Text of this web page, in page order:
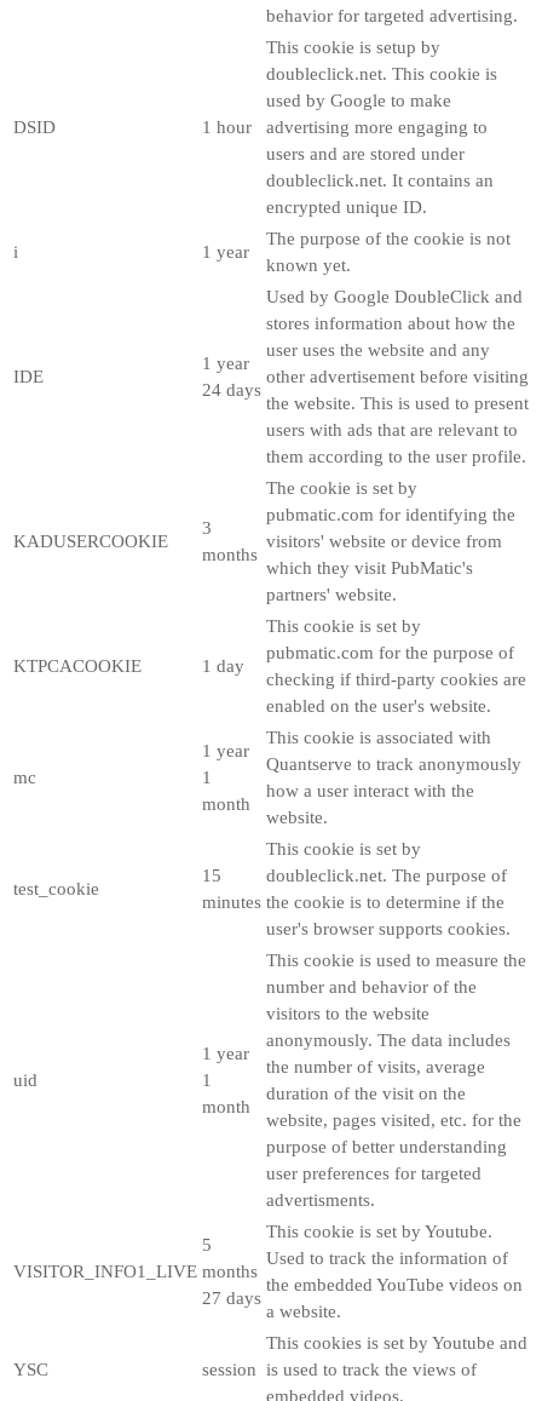
behavior for targeted advertising.
DSID 1 hour
This cookie is setup by
doubleclick.net. This cookie is
used by Google to make
advertising more engaging to
users and are stored under
doubleclick.net. It contains an
encrypted unique ID.
i 1 year
The purpose of the cookie is not
known yet.
IDE
1 year
24 days
Used by Google DoubleClick and
stores information about how the
user uses the website and any
other advertisement before visiting
the website. This is used to present
users with ads that are relevant to
them according to the user profile.
KADUSERCOOKIE
3
months
The cookie is set by
pubmatic.com for identifying the
visitors' website or device from
which they visit PubMatic's
partners' website.
KTPCACOOKIE 1 day
This cookie is set by
pubmatic.com for the purpose of
checking if third-party cookies are
enabled on the user's website.
mc
1 year
1
month
This cookie is associated with
Quantserve to track anonymously
how a user interact with the
website.
test_cookie
15
minutes
This cookie is set by
doubleclick.net. The purpose of
the cookie is to determine if the
user's browser supports cookies.
uid
1 year
1
month
This cookie is used to measure the
number and behavior of the
visitors to the website
anonymously. The data includes
the number of visits, average
duration of the visit on the
website, pages visited, etc. for the
purpose of better understanding
user preferences for targeted
advertisments.
VISITOR_INFO1_LIVE
5
months
27 days
This cookie is set by Youtube.
Used to track the information of
the embedded YouTube videos on
a website.
YSC session
This cookies is set by Youtube and
is used to track the views of
embedded videos.